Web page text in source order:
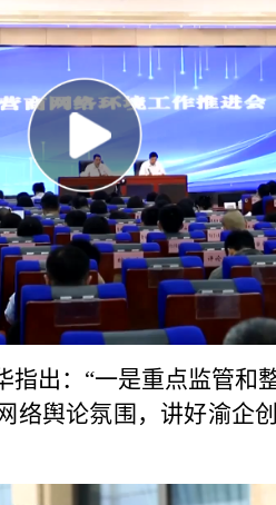
指出：“一是重点监管和
络舆论氛围，讲好渝企